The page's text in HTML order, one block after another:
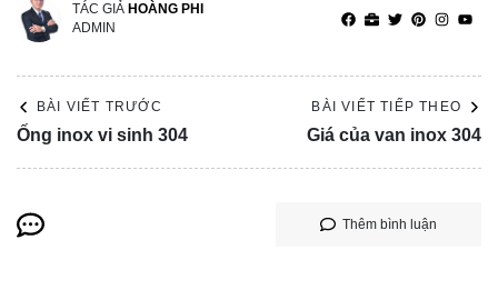
TÁC GIẢ HOÀNG PHI
ADMIN
BÀI VIẾT TRƯỚC
Ống inox vi sinh 304
BÀI VIẾT TIẾP THEO
Giá của van inox 304
Thêm bình luận